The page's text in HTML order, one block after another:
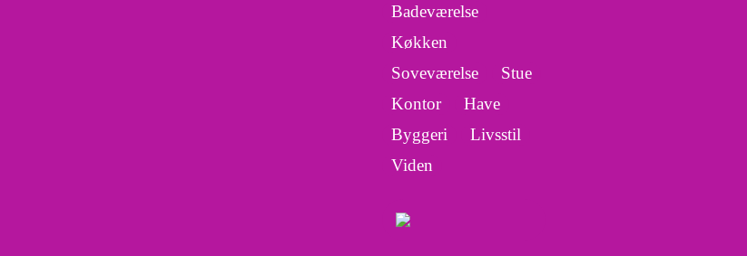
Badeværelse
Køkken
Soveværelse
Stue
Kontor
Have
Byggeri
Livsstil
Viden